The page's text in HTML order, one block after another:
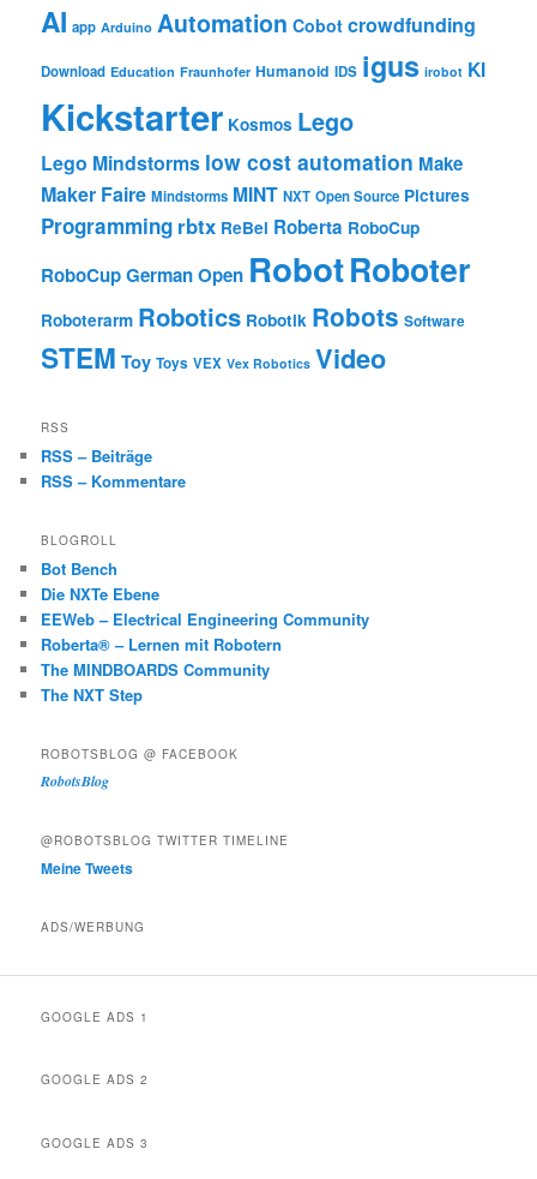
AI app Arduino Automation Cobot crowdfunding
Download Education Fraunhofer Humanoid IDS igus irobot KI
Kickstarter Kosmos Lego
Lego Mindstorms low cost automation Make
Maker Faire Mindstorms MINT NXT Open Source Pictures
Programming rbtx ReBel Roberta RoboCup
RoboCup German Open RobotRoboter
Roboterarm Robotics Robotik Robots Software
STEM Toy Toys VEX Vex Robotics Video
RSS
RSS – Beiträge
RSS – Kommentare
BLOGROLL
Bot Bench
Die NXTe Ebene
EEWeb – Electrical Engineering Community
Roberta® – Lernen mit Robotern
The MINDBOARDS Community
The NXT Step
ROBOTSBLOG @ FACEBOOK
RobotsBlog
@ROBOTSBLOG TWITTER TIMELINE
Meine Tweets
ADS/WERBUNG
GOOGLE ADS 1
GOOGLE ADS 2
GOOGLE ADS 3